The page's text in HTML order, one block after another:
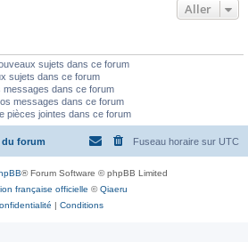
Aller
sujets dans ce forum
sujets dans ce forum
messages dans ce forum
messages dans ce forum
pièces jointes dans ce forum
forum Fuseau horaire sur UTC
® Forum Software © phpBB Limited
française officielle ©Qiaeru
| Conditions